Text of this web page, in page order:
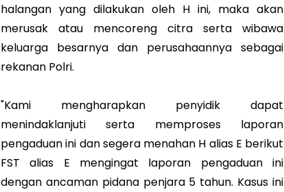
halangan yang dilakukan oleh H ini, maka akan
merusak atau mencoreng citra serta wibawa
keluarga besarnya dan perusahaannya sebagai
rekanan Polri.
"Kami mengharapkan penyidik dapat
menindaklanjuti serta memproses laporan
pengaduan ini dan segera menahan H alias E berikut
FST alias E mengingat laporan pengaduan ini
dengan ancaman pidana penjara 5 tahun. Kasus ini